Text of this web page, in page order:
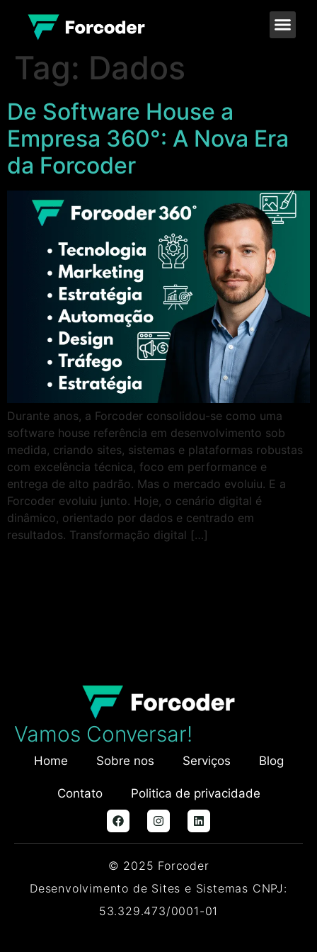
Tag: Dados
De Software House a
Empresa 360°: A Nova Era
da Forcoder
Durante anos, a Forcoder consolidou-se como uma
software house referência em desenvolvimento sob
medida, criando sites, sistemas e plataformas robustas
com excelência técnica, foco em performance e
entrega de alto padrão. Mas o mercado evoluiu. E a
Forcoder evoluiu junto. Hoje, o cenário digital é
dinâmico, orientado por dados e centrado em
resultados. Transformação digital […]
Vamos Conversar!
Home Sobre nos Serviços Blog
Contato Politica de privacidade
© 2025 Forcoder
Desenvolvimento de Sites e Sistemas CNPJ:
53.329.473/0001-01